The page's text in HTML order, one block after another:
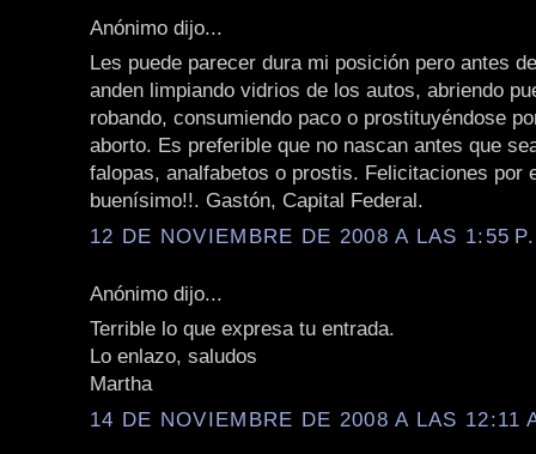
Anónimo dijo...
Les puede parecer dura mi posición pero antes
anden limpiando vidrios de los autos, abriendo
robando, consumiendo paco o prostituyéndose
aborto. Es preferible que no nascan antes que
falopas, analfabetos o prostis. Felicitaciones por
buenísimo!!. Gastón, Capital Federal.
12 DE NOVIEMBRE DE 2008 A LAS 1:55
Anónimo dijo...
Terrible lo que expresa tu entrada.
Lo enlazo, saludos
Martha
14 DE NOVIEMBRE DE 2008 A LAS 12:11